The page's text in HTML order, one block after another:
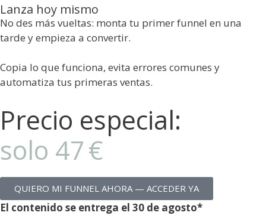
Lanza hoy mismo
No des más vueltas: monta tu primer funnel en una
tarde y empieza a convertir.
Copia lo que funciona, evita errores comunes y
automatiza tus primeras ventas.
Precio especial:
solo 47 €
QUIERO MI FUNNEL AHORA — ACCEDER YA
El contenido se entrega el 30 de agosto*